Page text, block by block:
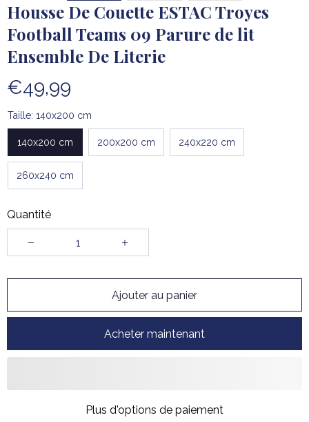
Housse De Couette ESTAC Troyes
Football Teams 09 Parure de lit
Ensemble De Literie
€49,99
Taille: 140x200 cm
140x200 cm 200x200 cm 240x220 cm
260x240 cm
Quantité
Ajouter au panier
Acheter maintenant
Plus d'options de paiement